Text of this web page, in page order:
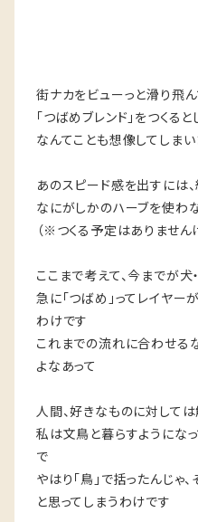
街ナカをビューっと滑り飛
「つばめブレンド」をつくる
なんてことも想像してしまい
あのスピード感を出すには
なにがしかのハーブを使わ
（※つくる予定はありません
ここまで考えて、今までが犬
急に「つばめ」ってレイヤー
わけです
これまでの流れに合わせるな
よなあって
人間、好きなものに対して
私は文鳥と暮らすようにな
で
やはり「鳥」で括ったんじゃ
と思ってしまうわけです